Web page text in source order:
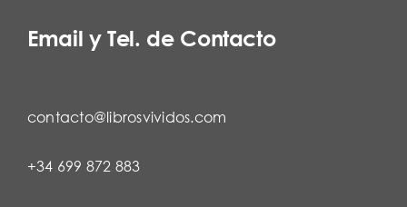
Email y Tel. de Contacto
contacto@librosvividos.com
+34 699 872 883